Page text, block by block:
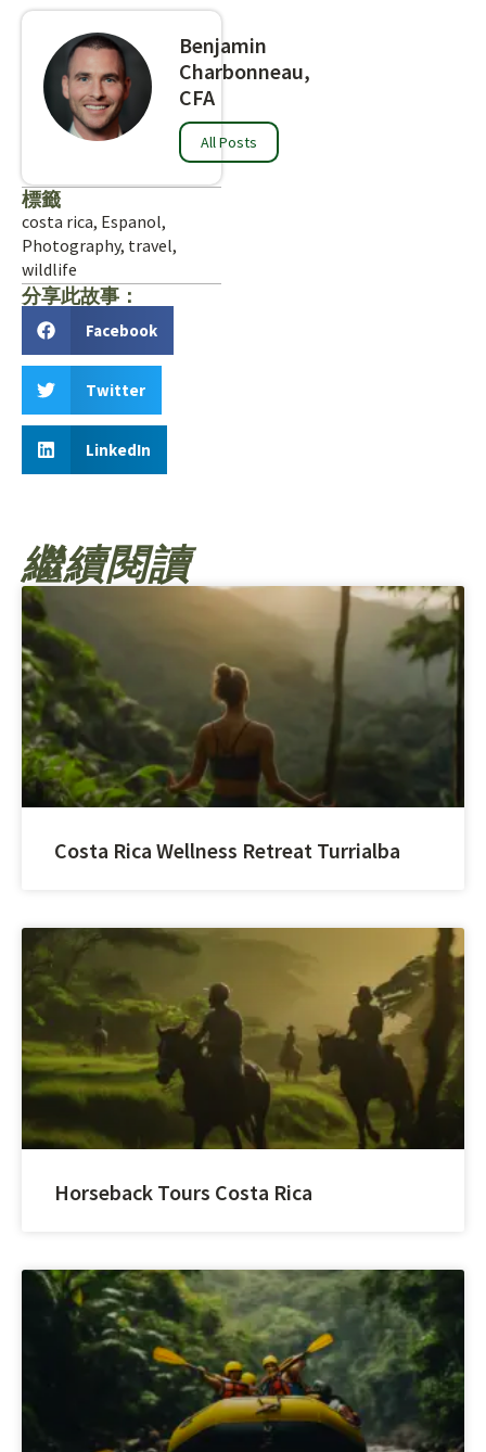
Benjamin
Charbonneau,
CFA
All Posts
標籤
costa rica, Espanol,
Photography, travel,
wildlife
分享此故事：
Facebook
Twitter
LinkedIn
繼續閱讀
Costa Rica Wellness Retreat Turrialba
Horseback Tours Costa Rica